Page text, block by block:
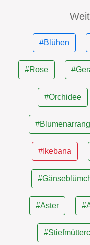
#Blühen
#Rose
#Orchidee
#Ikebana
#Aster